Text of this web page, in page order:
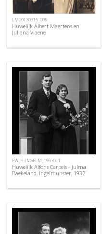
LM20130315_005
Huwelijk Albert Maertens en
Juliana Viaene
EW_H-INGELM_1937001
Huwelijk Alfons Carpels - Julma
Baekeland, Ingelmunster, 1937